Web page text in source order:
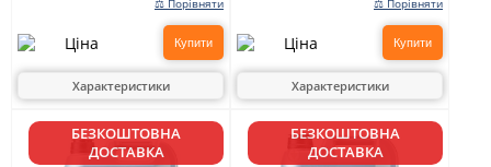
⚖ Порівняти
Купити
Характеристики
⚖ Порівняти
Купити
Характеристики
БЕЗКОШТОВНА
ДОСТАВКА
БЕЗКОШТОВНА
ДОСТАВКА